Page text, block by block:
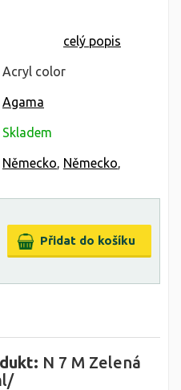
celý popis
Acryl color
Agama
Skladem
Německo, Německo,
N 7 M Zelená